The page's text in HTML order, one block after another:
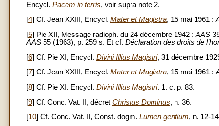
Encycl. Pacem in terris, voir supra note 2.
[4] Cf. Jean XXIII, Encycl. Mater et Magistra, 15 mai 1961 :
[5] Pie XII, Message radioph. du 24 décembre 1942 : AAS
AAS 55 (1963), p. 259 s. Et cf. Déclaration des droits de
[6] Cf. Pie XI, Encycl. Divini Illius Magistri, 31 décembre
[7] Cf. Jean XXIII, Encycl. Mater et Magistra, 15 mai 1961 :
[8] Cf. Pie XI, Encycl. Divini Illius Magistri, 1, c. p. 83.
[9] Cf. Conc. Vat. II, décret Christus Dominus, n. 36.
[10] Cf. Conc. Vat. II, Const. dogm. Lumen gentium, n. 12-